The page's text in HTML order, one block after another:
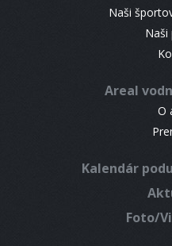
Naši
Naši
Areal
O
Kalendár
Foto/